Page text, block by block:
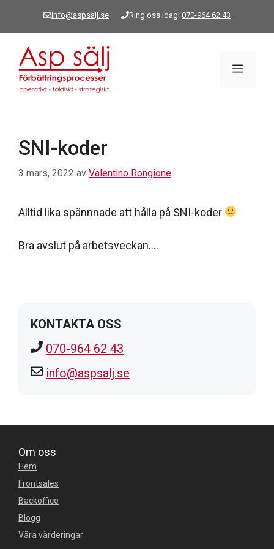
info@aspsalj.se Ring oss idag! 070-964 62 43
Meny
SNI-koder
3 mars, 2022 av Valentino Rongione
Alltid lika spännnade att hålla på SNI-koder
Bra avslut på arbetsveckan….
KONTAKTA OSS
070-964 62 43
info@aspsalj.se
Om oss
Hem
Frontsales
Backoffice
Blogg
Våra värderingar